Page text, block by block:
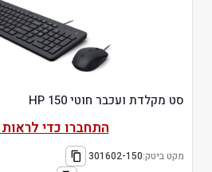
סט מקלדת ועכבר חוטי HP 150
התחברו כדי
מקט ביטק:301602-150